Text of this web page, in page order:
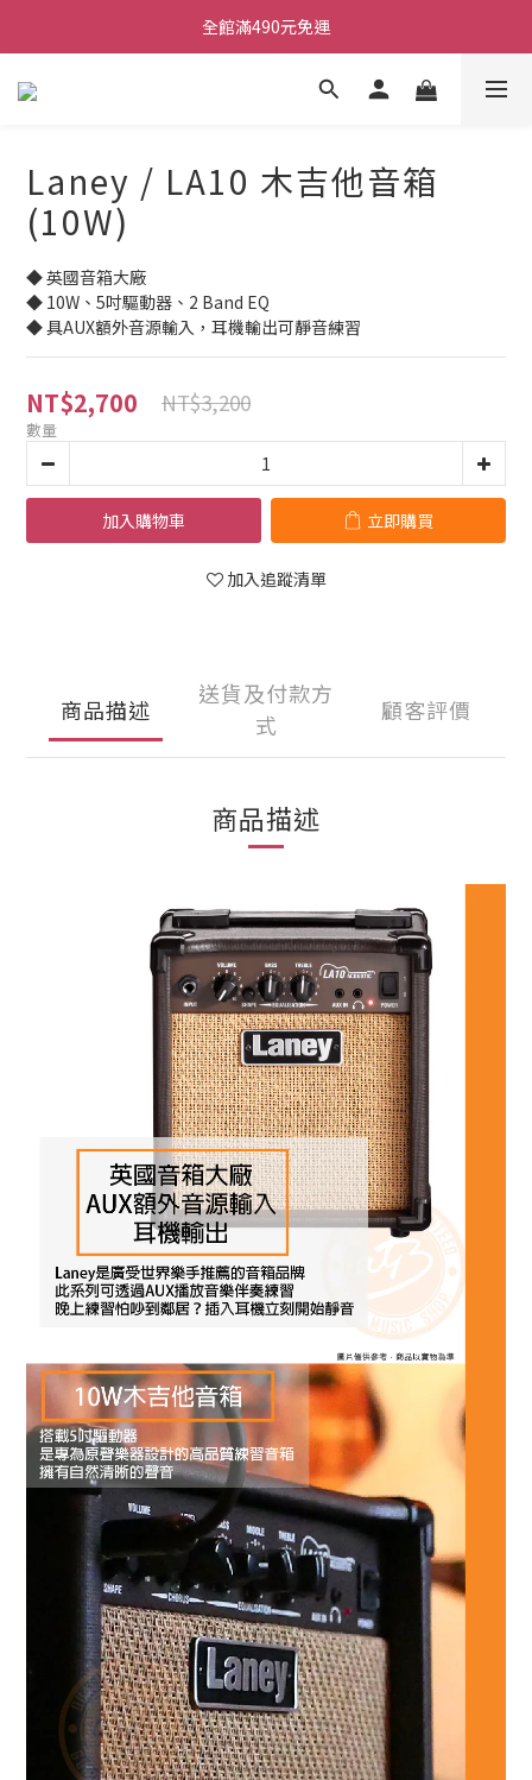
ATB會員 滿20000折1000 滿10000折500 滿5000折250
全館滿490元免運
單顆效果器最低44折
Laney / LA10 木吉他音箱
(10W)
◆ 英國音箱大廠
◆ 10W、5吋驅動器、2 Band EQ
◆ 具AUX額外音源輸入，耳機輸出可靜音練習
NT$2,700 NT$3,200
數量
加入購物車 立即購買
加入追蹤清單
商品描述
送貨及付款方
式
顧客評價
商品描述